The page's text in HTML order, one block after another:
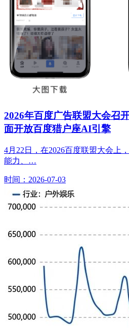
2026年百度广告联盟大会召
面开放百度猎户座AI引擎
4月22日，在2026百度联盟大会上
能力、…
时间：2026-07-03